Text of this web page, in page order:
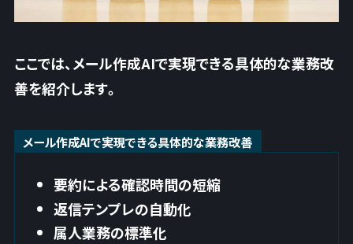
ここでは、メール作成AIで実現できる具体的な業務改
善を紹介します。
メール作成AIで実現できる具体的な業務改善
要約による確認時間の短縮
返信テンプレの自動化
属人業務の標準化